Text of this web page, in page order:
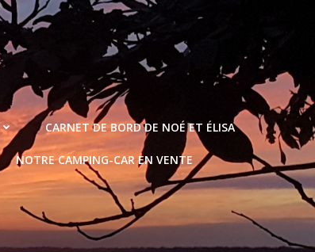
CARNET DE BORD DE NOÉ ET ÉLISA
NOTRE CAMPING-CAR EN VENTE